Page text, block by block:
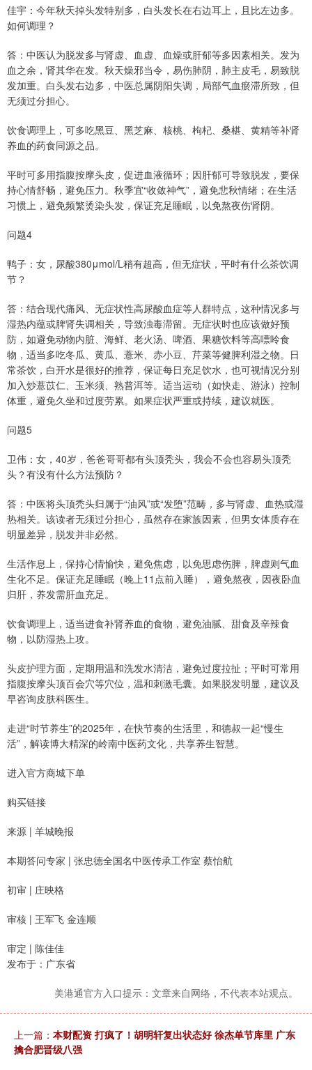
佳宇：今年秋天掉头发特别多，白头发长在右边耳上，且比左边多。
如何调理？
答：中医认为脱发多与肾虚、血虚、血燥或肝郁等多因素相关。发为
血之余，肾其华在发。秋天燥邪当令，易伤肺阴，肺主皮毛，易致脱
发加重。白头发右边多，中医总属阴阳失调，局部气血瘀滞所致，但
无须过分担心。
饮食调理上，可多吃黑豆、黑芝麻、核桃、枸杞、桑椹、黄精等补肾
养血的药食同源之品。
平时可多用指腹按摩头皮，促进血液循环；因肝郁可导致脱发，要保
持心情舒畅，避免压力。秋季宜“收敛神气”，避免悲秋情绪；在生活
习惯上，避免频繁烫染头发，保证充足睡眠，以免熬夜伤肾阴。
问题4
鸭子：女，尿酸380μmol/L稍有超高，但无症状，平时有什么茶饮调
节？
答：结合现代痛风、无症状性高尿酸血症等人群特点，这种情况多与
湿热内蕴或脾肾失调相关，导致浊毒滞留。无症状时也应该做好预
防，如避免动物内脏、海鲜、老火汤、啤酒、果糖饮料等高嘌呤食
物，适当多吃冬瓜、黄瓜、薏米、赤小豆、芹菜等健脾利湿之物。日
常茶饮，白开水是很好的推荐，保证每日充足饮水，也可视情况分别
加入炒薏苡仁、玉米须、熟普洱等。适当运动（如快走、游泳）控制
体重，避免久坐和过度劳累。如果症状严重或持续，建议就医。
问题5
卫伟：女，40岁，爸爸哥哥都有头顶秃头，我会不会也容易头顶秃
头？有没有什么方法预防？
答：中医将头顶秃头归属于“油风”或“发堕”范畴，多与肾虚、血热或湿
热相关。该读者无须过分担心，虽然存在家族因素，但男女体质存在
明显差异，脱发并非必然。
生活作息上，保持心情愉快，避免焦虑，以免思虑伤脾，脾虚则气血
生化不足。保证充足睡眠（晚上11点前入睡），避免熬夜，因夜卧血
归肝，养发需肝血充足。
饮食调理上，适当进食补肾养血的食物，避免油腻、甜食及辛辣食
物，以防湿热上攻。
头皮护理方面，定期用温和洗发水清洁，避免过度拉扯；平时可常用
指腹按摩头顶百会穴等穴位，温和刺激毛囊。如果脱发明显，建议及
早咨询皮肤科医生。
走进“时节养生”的2025年，在快节奏的生活里，和德叔一起“慢生
活”，解读博大精深的岭南中医药文化，共享养生智慧。
进入官方商城下单
购买链接
来源 | 羊城晚报
本期答问专家 | 张忠德全国名中医传承工作室 蔡怡航
初审 | 庄映格
审核 | 王军飞 金连顺
审定 | 陈佳佳
发布于：广东省
美港通官方入口提示：文章来自网络，不代表本站观点。
上一篇： 本财配资 打疯了！胡明轩复出状态好 徐杰单节库里 广东
擒合肥晋级八强